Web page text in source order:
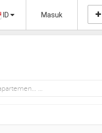
ID Masuk